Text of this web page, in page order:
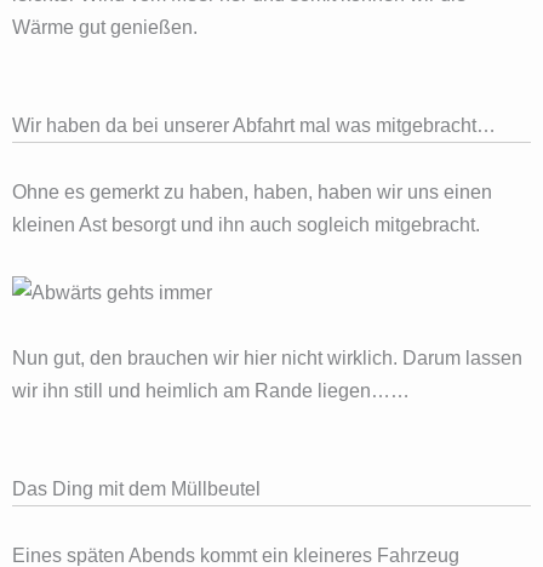
Wärme gut genießen.
Wir haben da bei unserer Abfahrt mal was mitgebracht…
Ohne es gemerkt zu haben, haben, haben wir uns einen
kleinen Ast besorgt und ihn auch sogleich mitgebracht.
Nun gut, den brauchen wir hier nicht wirklich. Darum lassen
wir ihn still und heimlich am Rande liegen……
Das Ding mit dem Müllbeutel
Eines späten Abends kommt ein kleineres Fahrzeug